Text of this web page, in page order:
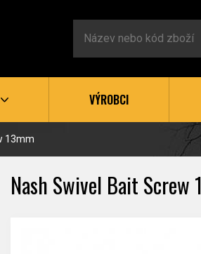
VÝROBCI
13mm
Nash Swivel Bait Screw